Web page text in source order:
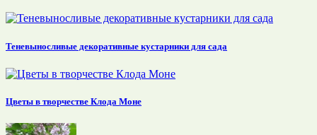
Теневыносливые декоративные кустарники для сада
Цветы в творчестве Клода Моне